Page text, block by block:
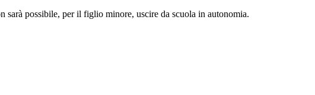
sarà possibile, per il figlio minore, uscire da scuola in autonomia.